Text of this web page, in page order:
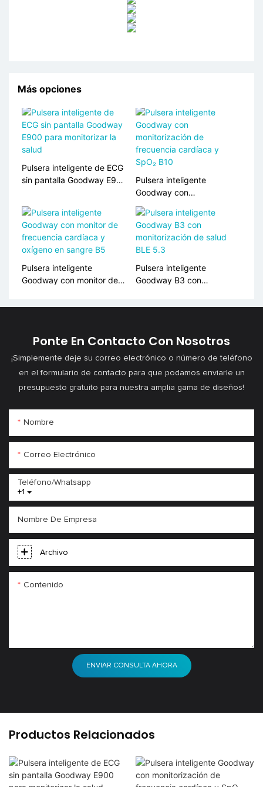
Más opciones
Pulsera inteligente de ECG
sin pantalla Goodway E900
Pulsera inteligente
Goodway con
monitorización de
frecuencia cardíaca y
SpO₂ B10
Pulsera inteligente
Goodway con monitor de
oxígeno en sangre B5
Pulsera inteligente
Goodway B3 con
BLE 5.3
Ponte En Contacto Con Nosotros
¡Simplemente deje su correo electrónico o número de teléfono
en el formulario de contacto para que podamos enviarle un
presupuesto gratuito para nuestra amplia gama de diseños!
Nombre
Correo Electrónico
+1
Teléfono/whatsapp
Nombre De Empresa
Archivo
Contenido
ENVIAR CONSULTA AHORA
Productos Relacionados